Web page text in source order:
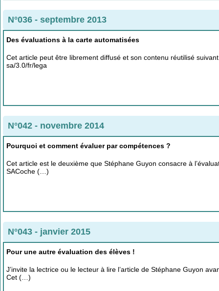
N°036 - septembre 2013
Des évaluations à la carte automatisées
Cet article peut être librement diffusé et son contenu réutilisé
sa/3.0/fr/lega
N°042 - novembre 2014
Pourquoi et comment évaluer par compétences ?
Cet article est le deuxième que Stéphane Guyon consacre à
SACoche (…)
N°043 - janvier 2015
Pour une autre évaluation des élèves !
J’invite la lectrice ou le lecteur à lire l’article de Stéphane Guyon
Cet (…)